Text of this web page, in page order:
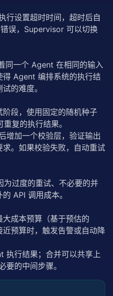
行设置超时时间，超时后自
误，Supervisor 可以切换
同一个 Agent 在相同的输入
得 Agent 编排系统的执行结
的难度。
段，使用固定的随机种子
复的执行结果。
增加一个校验层，验证输出
。如果校验失败，自动重试
过度的重试、不必要的并
API 调用成本。
预算时，触发告警或自动降
执行结果；合并可以共享上
的中间步骤。